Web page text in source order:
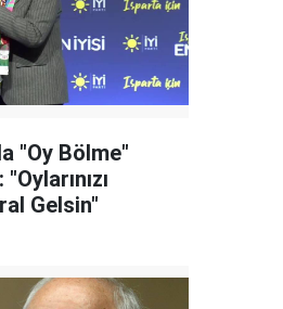
"Oy Bölme"
Gelsin"